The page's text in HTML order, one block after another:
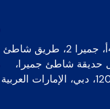
فيلا رقم 401أ، جميرا 2، طريق شاطئ
حديقة شاطئ جميرا،
ص.ب. 120036، دبي، الإمارات العربية